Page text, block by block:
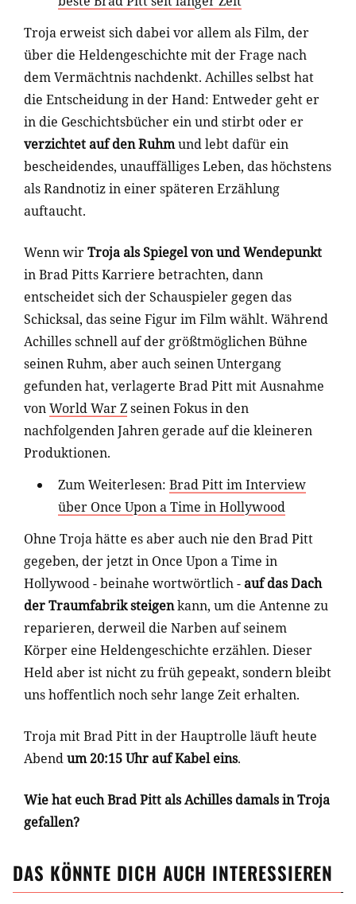
Troja erweist sich dabei vor allem als Film, der
über die Heldengeschichte mit der Frage nach
dem Vermächtnis nachdenkt. Achilles selbst hat
die Entscheidung in der Hand: Entweder geht er
in die Geschichtsbücher ein und stirbt oder er
verzichtet auf den Ruhmund lebt dafür ein
bescheidendes, unauffälliges Leben, das höchstens
als Randnotiz in einer späteren Erzählung
auftaucht.
Wenn wirTroja als Spiegel von und Wendepunkt
in Brad Pitts Karriere betrachten, dann
entscheidet sich der Schauspieler gegen das
Schicksal, das seine Figur im Film wählt. Während
Achilles schnell auf der größtmöglichen Bühne
seinen Ruhm, aber auch seinen Untergang
gefunden hat, verlagerte Brad Pitt mit Ausnahme
vonWorld War Zseinen Fokus in den
nachfolgenden Jahren gerade auf die kleineren
Produktionen.
Zum Weiterlesen: Brad Pitt im Interview
über Once Upon a Time in Hollywood
Ohne Troja hätte es aber auch nie den Brad Pitt
gegeben, der jetzt in Once Upon a Time in
Hollywood - beinahe wortwörtlich -auf das Dach
der Traumfabrik steigenkann, um die Antenne zu
reparieren, derweil die Narben auf seinem
Körper eine Heldengeschichte erzählen. Dieser
Held aber ist nicht zu früh gepeakt, sondern bleibt
uns hoffentlich noch sehr lange Zeit erhalten.
Troja mit Brad Pitt in der Hauptrolle läuft heute
Abendum 20:15 Uhr auf Kabel eins.
Wie hat euch Brad Pitt als Achilles damals in Troja
gefallen?
DAS KÖNNTE DICH AUCH INTERESSIEREN